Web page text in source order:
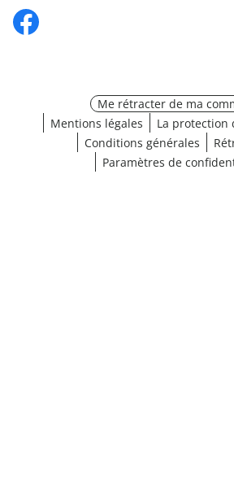
Me rétracter de ma
Mentions légales
La protection
Conditions générales
Paramètres de